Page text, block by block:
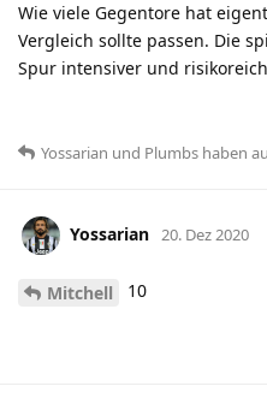
Wie viele Gegentore hat
Vergleich sollte passen. Die
Spur intensiver und
Yossarian und Plumbs haben
Yossarian 20. Dez 2020
Mitchell 10